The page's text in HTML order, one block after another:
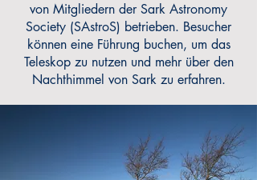
von Mitgliedern der Sark Astronomy
Society (SAstroS) betrieben. Besucher
können eine Führung buchen, um das
Teleskop zu nutzen und mehr über den
Nachthimmel von Sark zu erfahren.